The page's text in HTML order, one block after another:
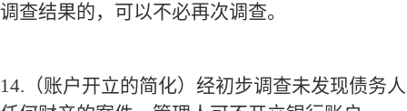
调查结果的，可以不必再次调查。
14. （账户开立的简化）经初步调查未发现债务人